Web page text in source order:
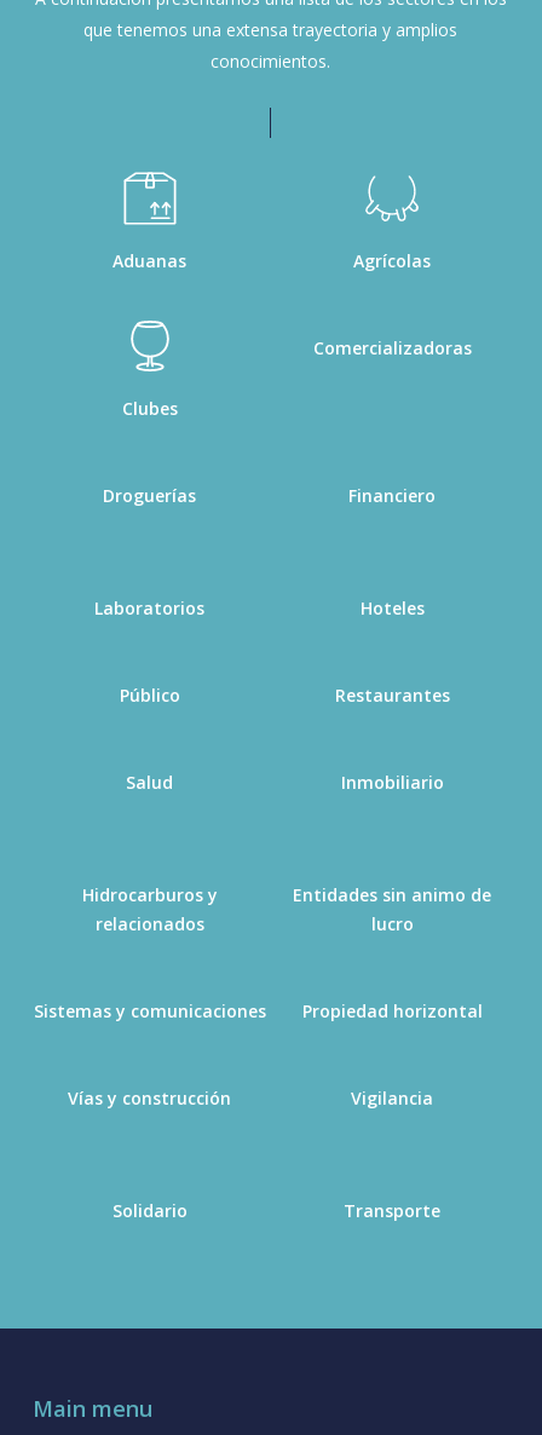
que tenemos una extensa trayectoria y amplios
conocimientos.
Aduanas Agrícolas
Clubes
Comercializadoras
Droguerías Financiero
Laboratorios Hoteles
Público Restaurantes
Salud Inmobiliario
Hidrocarburos y
relacionados
Entidades sin animo de
lucro
Sistemas y comunicaciones Propiedad horizontal
Vías y construcción Vigilancia
Solidario Transporte
Main menu